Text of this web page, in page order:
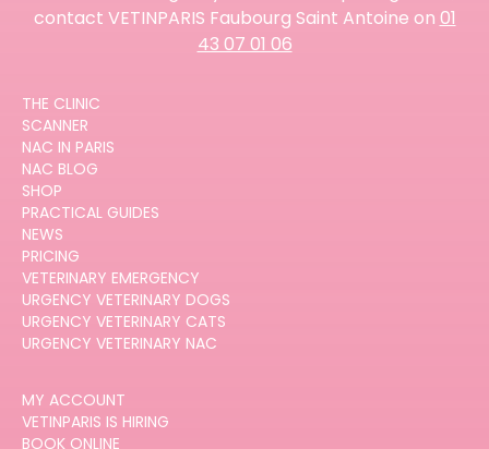
contact VETINPARIS Faubourg Saint Antoine on 01
43 07 01 06
THE CLINIC
SCANNER
NAC IN PARIS
NAC BLOG
SHOP
PRACTICAL GUIDES
NEWS
PRICING
VETERINARY EMERGENCY
URGENCY VETERINARY DOGS
URGENCY VETERINARY CATS
URGENCY VETERINARY NAC
MY ACCOUNT
VETINPARIS IS HIRING
BOOK ONLINE